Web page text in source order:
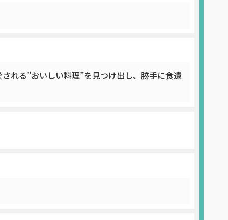
れる”おいしい料理”を見つけ出し、勝手に食遺